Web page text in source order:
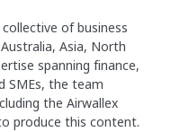
collective of business
Asia, North
spanning finance,
SMEs, the team
the Airwallex
produce this content.